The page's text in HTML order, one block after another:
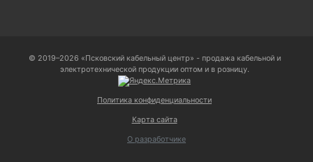
© 2019–2026 «Псковский кабельный центр» - продажа кабельной и
электротехнической продукции оптом и в розницу.
Политика конфиденциальности
Карта сайта
О разработчике